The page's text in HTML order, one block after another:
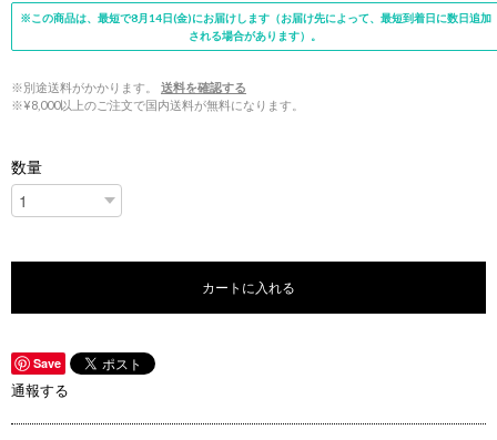
※この商品は、最短で8月14日(金)にお届けします（お届け先によって、最短到着日に数日追加
される場合があります）。
※別途送料がかかります。
送料を確認する
※¥8,000以上のご注文で国内送料が無料になります。
数量
カートに入れる
Save
通報する